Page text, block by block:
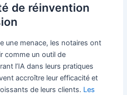
de réinvention
une menace, les notaires ont
comme un outil de
l’IA dans leurs pratiques
accroître leur efficacité et
de leurs clients. Les